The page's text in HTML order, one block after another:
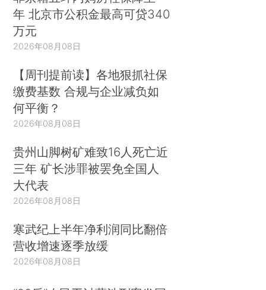
年 北京市公积金最高可贷340
万元
2026年08月08日
【周刊提前读】各地狠抓社保
缴费基数 合规与企业减负如
何平衡？
2026年08月08日
贵州山脚树矿难致16人死亡近
三年 矿长涉罪被罢免全国人
大代表
2026年08月08日
寒武纪上半年净利润同比翻倍
营收增速逐季放缓
2026年08月08日